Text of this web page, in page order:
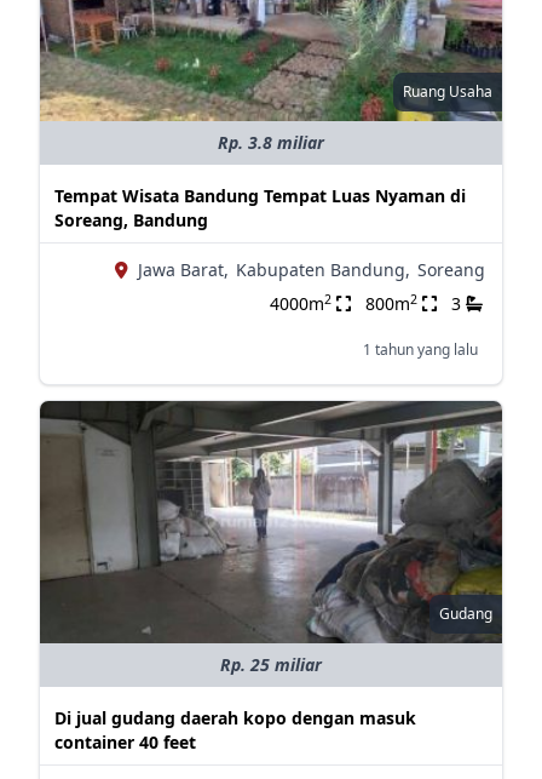
Ruang Usaha
Rp. 3.8 miliar
Tempat Wisata Bandung Tempat Luas Nyaman di
Soreang, Bandung
Jawa Barat, Kabupaten Bandung, Soreang
4000m2 800m2 3
1 tahun yang lalu
Gudang
Rp. 25 miliar
Di jual gudang daerah kopo dengan masuk
container 40 feet